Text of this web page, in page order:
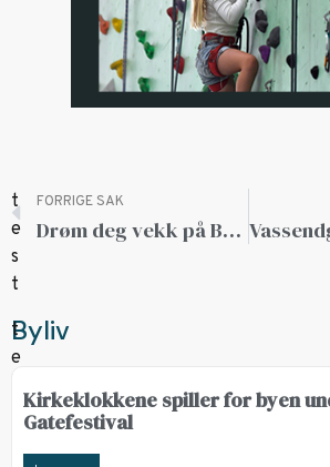
FORRIGE SAK
Drøm deg vekk på Båt og Caravan til helgen
Byliv
Kirkeklokkene spiller for byen
Gatefestival